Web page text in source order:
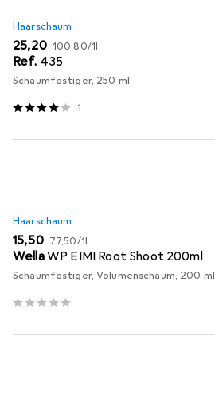
Haarschaum
EUR
25,20 EUR
100,80/1l
Ref. 435
Schaumfestiger, 250 ml
1
Haarschaum
EUR
15,50 EUR
77,50/1l
WellaWP EIMI Root Shoot 200ml
Schaumfestiger, Volumenschaum, 200 ml